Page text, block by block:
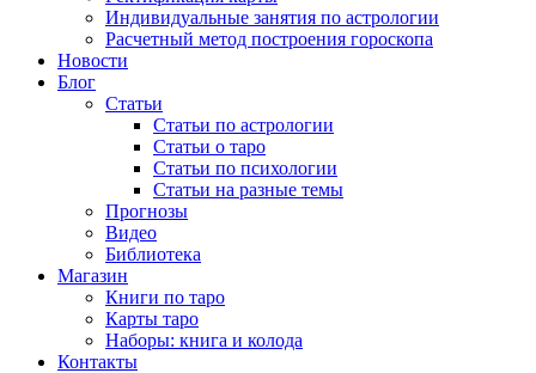
Индивидуальные занятия по астрологии
Расчетный метод построения гороскопа
Новости
Блог
Статьи
Статьи по астрологии
Статьи о таро
Статьи по психологии
Статьи на разные темы
Прогнозы
Видео
Библиотека
Магазин
Книги по таро
Карты таро
Наборы: книга и колода
Контакты